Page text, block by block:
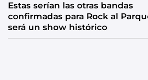
Estas serían las otras bandas
confirmadas para Rock al
será un show histórico